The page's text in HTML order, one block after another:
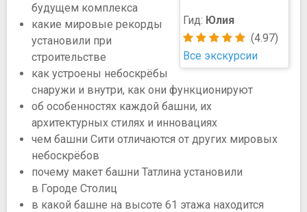
Гид: Юлия
(4.97)
Все экскурсии
будущем комплекса
какие мировые рекорды
установили при
строительстве
как устроены небоскрёбы
снаружи и внутри, как они функционируют
об особенностях каждой башни, их
архитектурных стилях и инновациях
чем башни Сити отличаются от других мировых
небоскрёбов
почему макет башни Татлина установили
в Городе Столиц
в какой башне на высоте 61 этажа находится